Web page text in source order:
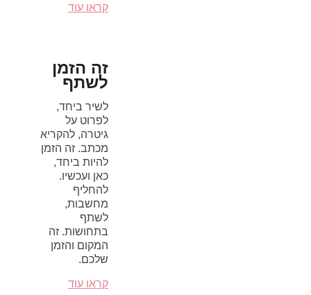
קראו עוד
זה הזמן
לשתף
לשיר ביחד,
לפרוט על
גיטרה, להקריא
מכתב. זה הזמן
להיות ביחד,
כאן ועכשיו.
להחליף
מחשבות,
לשתף
בתחושות. זה
המקום והזמן
שלכם.
קראו עוד